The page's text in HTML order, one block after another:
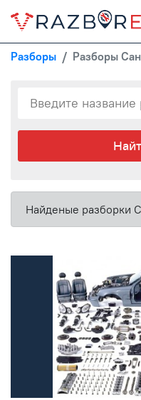
Разборы Разборы
Найденые разборки